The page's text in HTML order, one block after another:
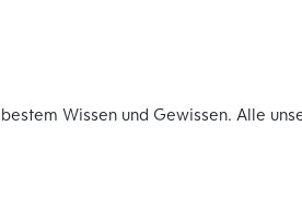
Wissen und Gewissen. Alle